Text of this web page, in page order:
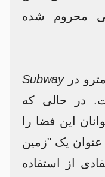
محروم شده
درSubway
در حالی که
این فضا را
یک "زمین
از استفاده